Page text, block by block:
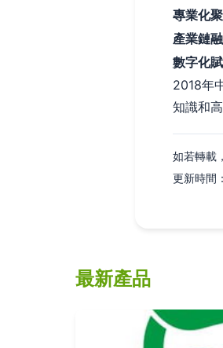
專業化
產業鏈
數字化
2018年
知識和
如若轉載
更新時間
最新產品